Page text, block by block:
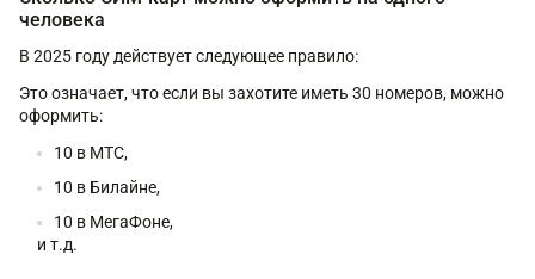
человека
В 2025 году действует следующее правило:
Это означает, что если вы захотите иметь 30 номеров, можно
оформить:
10 в МТС,
10 в Билайне,
10 в МегаФоне,
и т.д.